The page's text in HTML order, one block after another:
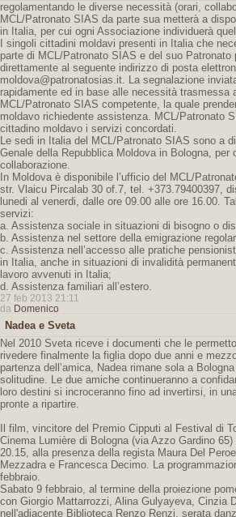
regolamentando le diverse necessità (orari,
MCL/Patronato SIAS da parte sua metterà a
in Italia, per cui ogni Associazione individuerà
I singoli cittadini moldavi presenti in Italia che
parte di MCL/Patronato SIAS e del suo Patronato
direttamente al seguente indirizzo di posta
moldova@patronatosias.it. La segnalazione
rapidamente ed in base alle necessità trasmessa
MCL/Patronato SIAS competente, la quale
moldavo richiedente assistenza. MCL/Patronato
cittadino moldavo i servizi concordati.
Le sedi in Italia del MCL/Patronato SIAS sono a
Genale della Repubblica Moldova in Bologna, per
collaborazione.
In Moldova è disponibile l’ufficio del MCL/
str. Vlaicu Pircalab 30 of.7, tel. +373.79400397,
lunedi al venerdi, dalle ore 09.00 alle ore 16.00.
servizi:
a. Assistenza sociale in situazioni di bisogno o
b. Assistenza nel settore della emigrazione
c. Assistenza nell’accesso alle pratiche
in Italia, anche in situazioni di invalidità
lavoro avvenuti in Italia;
d. Assistenza familiari all’estero.
27 feb 2013 21:11
da Domenico
Nadea e Sveta
Nel 2010 Sveta riceve i documenti che le
rivedere finalmente la figlia dopo due anni e
partenza dell’amica, Nadea rimane sola a
solitudine. Le due amiche continueranno a
loro destini si incroceranno fino ad invertirsi, in
pronte a ripartire.
Il film, vincitore del Premio Cipputi al Festival di
Cinema Lumière di Bologna (via Azzo Gardino
20.15, alla presenza della regista Maura Del
Mezzadra e Francesca Decimo. La
febbraio.
Sabato 9 febbraio, al termine della proiezione
con Giorgio Mattarrozzi, Alina Gulyayeva, Cinzia
nell'adiacente Biblioteca Renzo Renzi, serata